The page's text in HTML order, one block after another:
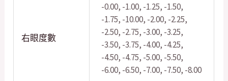
右眼度數
-0.00, -1.00, -1.25, -1.50,
-1.75, -10.00, -2.00, -2.25,
-2.50, -2.75, -3.00, -3.25,
-3.50, -3.75, -4.00, -4.25,
-4.50, -4.75, -5.00, -5.50,
-6.00, -6.50, -7.00, -7.50, -8.00